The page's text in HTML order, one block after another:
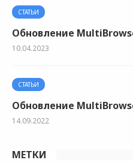
СТАТЬИ
Обновление
10.04.2023
СТАТЬИ
Обновление
14.09.2022
МЕТКИ